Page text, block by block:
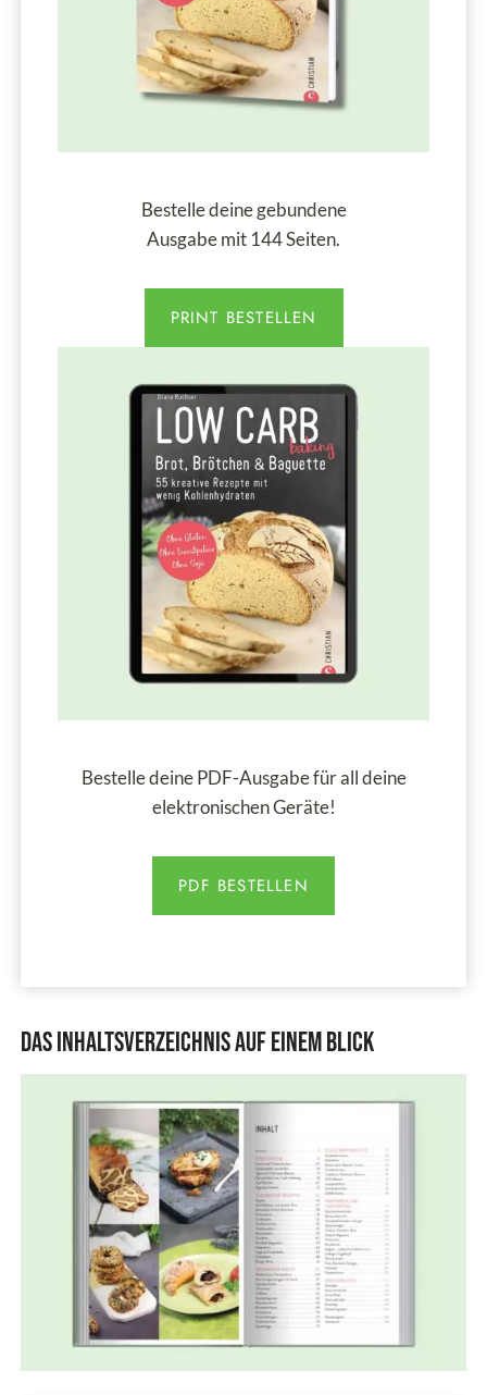
Bestelle deine gebundene
Ausgabe mit 144 Seiten.
PRINT BESTELLEN
Bestelle deine PDF-Ausgabe für all deine
elektronischen Geräte!
PDF BESTELLEN
Das Inhaltsverzeichnis auf einem Blick